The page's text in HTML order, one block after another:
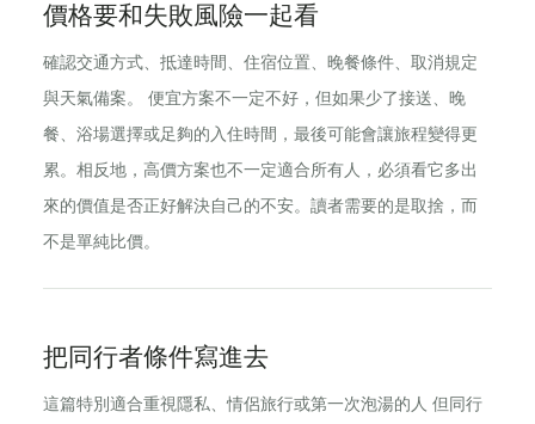
價格要和失敗風險一起看
確認交通方式、抵達時間、住宿位置、晚餐條件、取消規定
與天氣備案。 便宜方案不一定不好，但如果少了接送、晚
餐、浴場選擇或足夠的入住時間，最後可能會讓旅程變得更
累。相反地，高價方案也不一定適合所有人，必須看它多出
來的價值是否正好解決自己的不安。讀者需要的是取捨，而
不是單純比價。
把同行者條件寫進去
這篇特別適合重視隱私、情侶旅行或第一次泡湯的人 但同行